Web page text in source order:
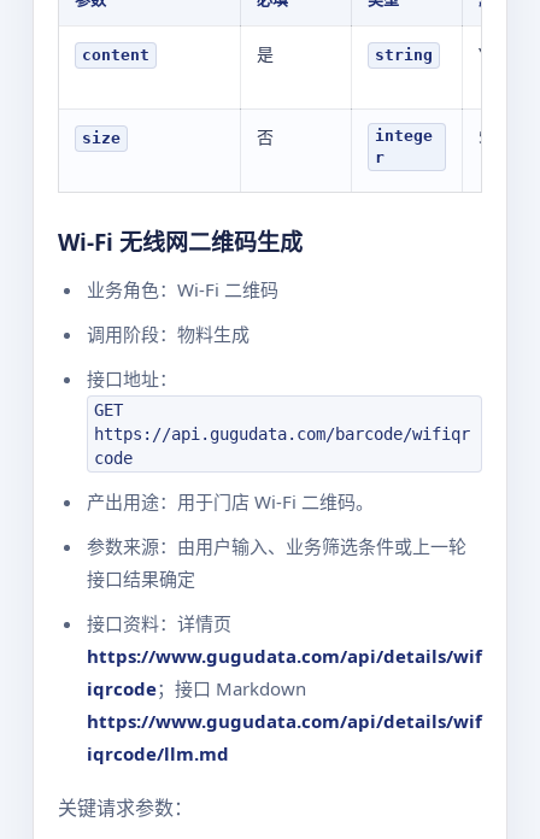
content 是 string
size 否
intege
r
500
Wi-Fi 无线网二维码生成
业务角色：Wi-Fi 二维码
调用阶段：物料生成
接口地址：
GET
https://api.gugudata.com/barcode/wifiqr
code
产出用途：用于门店 Wi-Fi 二维码。
参数来源：由用户输入、业务筛选条件或上一轮
接口结果确定
接口资料：详情页
https://www.gugudata.com/api/details/wif
iqrcode；接口 Markdown
https://www.gugudata.com/api/details/wif
iqrcode/llm.md
关键请求参数：